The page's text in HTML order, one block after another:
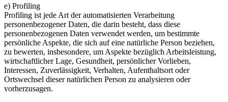
e) Profiling
Profiling ist jede Art der automatisierten Verarbeitung
personenbezogener Daten, die darin besteht, dass diese
personenbezogenen Daten verwendet werden, um bestimmte
persönliche Aspekte, die sich auf eine natürliche Person beziehen,
zu bewerten, insbesondere, um Aspekte bezüglich Arbeitsleistung,
wirtschaftlicher Lage, Gesundheit, persönlicher Vorlieben,
Interessen, Zuverlässigkeit, Verhalten, Aufenthaltsort oder
Ortswechsel dieser natürlichen Person zu analysieren oder
vorherzusagen.